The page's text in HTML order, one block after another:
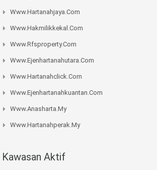
Www.hartanahjaya.com
Www.hakmilikkekal.com
Www.rfsproperty.com
Www.ejenhartanahutara.com
Www.hartanahclick.com
Www.ejenhartanahkuantan.com
Www.anasharta.my
Www.hartanahperak.my
Kawasan Aktif